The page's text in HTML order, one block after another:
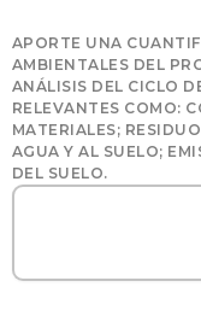
APORTE UNA
AMBIENTALES DEL
ANÁLISIS DEL CICLO
RELEVANTES COMO:
MATERIALES;
AGUA Y AL SUELO;
DEL SUELO.